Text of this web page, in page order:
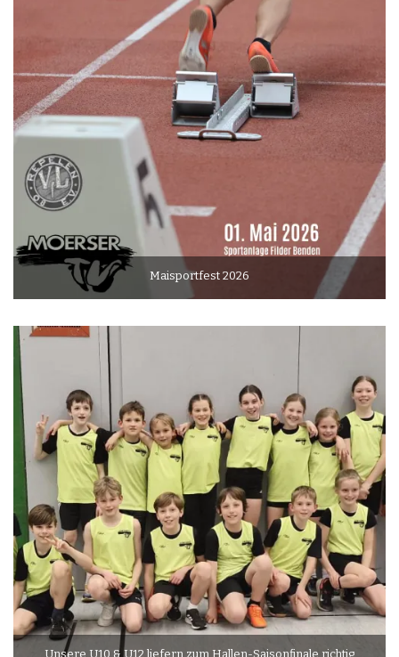
Maisportfest 2026
Unsere U10 & U12 liefern zum Hallen-Saisonfinale richtig